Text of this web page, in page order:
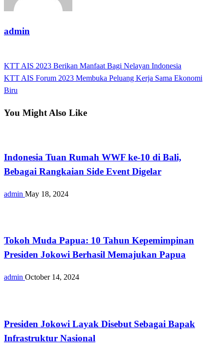
admin
Post
navigation
Previous
Post
KTT AIS 2023 Berikan Manfaat Bagi Nelayan Indonesia
Next
Post
KTT AIS Forum 2023 Membuka Peluang Kerja Sama Ekonomi
Biru
You Might Also Like
Indonesia Tuan Rumah WWF ke-10 di Bali,
Bebagai Rangkaian Side Event Digelar
admin May 18, 2024
Tokoh Muda Papua: 10 Tahun Kepemimpinan
Presiden Jokowi Berhasil Memajukan Papua
admin October 14, 2024
Presiden Jokowi Layak Disebut Sebagai Bapak
Infrastruktur Nasional